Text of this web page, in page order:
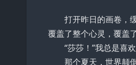
打开昨日的画卷，缓
覆盖了整个心灵，覆盖
“莎莎！”我总是喜欢
那个夏天，世界颠倒